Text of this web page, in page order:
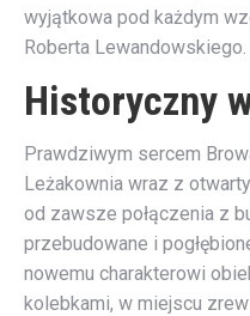
wyjątkowa pod każdym
Roberta Lewandowskiego.
Historyczny
Prawdziwym sercem
Leżakownia wraz z
od zawsze połączenia z
przebudowane i
nowemu charakterowi
kolebkami, w miejscu